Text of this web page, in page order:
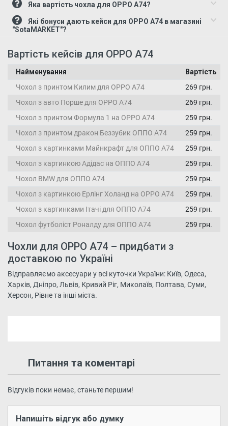
Яка вартість чохла для OPPO A74?
"SotaMARKET"?
Вартість кейсів для OPPO A74
Найменування
Вартість
Чохол з принтом Килим для OPPO A74
269 грн.
Чохол з авто Порше для OPPO A74
269 грн.
Чохол з принтом Формула 1 на OPPO A74
259 грн.
Чохол з принтом дракон Беззубик ОППО А74
259 грн.
Чохол з картинками Майнкрафт для ОППО А74
259 грн.
Чохол з картинкою Адідас на ОППО А74
259 грн.
Чохол BMW для ОППО А74
259 грн.
Чохол з картинкою Ерлінг Холанд на OPPO A74
259 грн.
Чохол з картинками Ітачі для ОППО А74
259 грн.
Чохол футболіст Роналду для ОППО А74
259 грн.
Чохли для OPPO A74 – придбати з
доставкою по Україні
Відправляємо аксесуари у всі куточки України: Київ, Одеса,
Харків, Дніпро, Львів, Кривий Ріг, Миколаїв, Полтава, Суми,
Херсон, Рівне та інші міста.
Питання та коментарі
Відгуків поки немає, станьте першим!
Напишіть відгук або думку